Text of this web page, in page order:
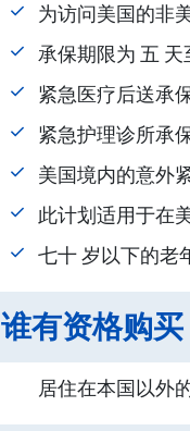
为访问美国的非
承保期限为 五
紧急医疗后送承
紧急护理诊所承
美国境内的意外
此计划适用于在
七十 岁以下的老
谁有资格购
居住在本国以外